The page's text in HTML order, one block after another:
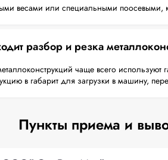
весами или специальными поосевыми,
разбор и резка
чаще всего
в габарит для загрузки в машину,
Пункты приема и